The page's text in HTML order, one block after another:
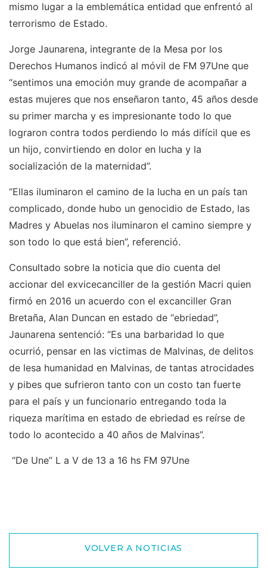
mismo lugar a la emblemática entidad que enfrentó al
terrorismo de Estado.
Jorge Jaunarena, integrante de la Mesa por los
Derechos Humanos indicó al móvil de FM 97Une que
“sentimos una emoción muy grande de acompañar a
estas mujeres que nos enseñaron tanto, 45 años desde
su primer marcha y es impresionante todo lo que
lograron contra todos perdiendo lo más difícil que es
un hijo, convirtiendo en dolor en lucha y la
socialización de la maternidad”.
“Ellas iluminaron el camino de la lucha en un país tan
complicado, donde hubo un genocidio de Estado, las
Madres y Abuelas nos iluminaron el camino siempre y
son todo lo que está bien”, referenció.
Consultado sobre la noticia que dio cuenta del
accionar del exvicecanciller de la gestión Macri quien
firmó en 2016 un acuerdo con el excanciller Gran
Bretaña, Alan Duncan en estado de “ebriedad”,
Jaunarena sentenció: “Es una barbaridad lo que
ocurrió, pensar en las victimas de Malvinas, de delitos
de lesa humanidad en Malvinas, de tantas atrocidades
y pibes que sufrieron tanto con un costo tan fuerte
para el país y un funcionario entregando toda la
riqueza marítima en estado de ebriedad es reírse de
todo lo acontecido a 40 años de Malvinas”.
“De Une” L a V de 13 a 16 hs FM 97Une
VOLVER A NOTICIAS